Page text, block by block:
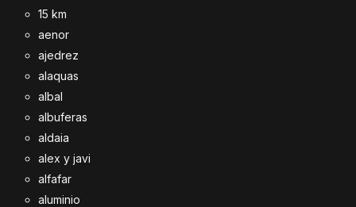
15 km
aenor
ajedrez
alaquas
albal
albuferas
aldaia
alex y javi
alfafar
aluminio